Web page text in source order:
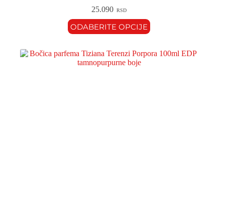
25.090 RSD
ODABERITE OPCIJE